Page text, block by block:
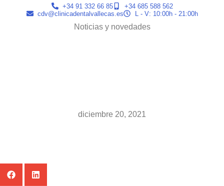
+34 91 332 66 85
+34 685 588 562
cdv@clinicadentalvallecas.es
L - V: 10:00h - 21:00h
Noticias y novedades
diciembre 20, 2021